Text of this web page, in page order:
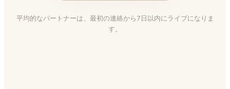
平均的なパートナーは、最初の連絡から7日以内にライブになりま
す。